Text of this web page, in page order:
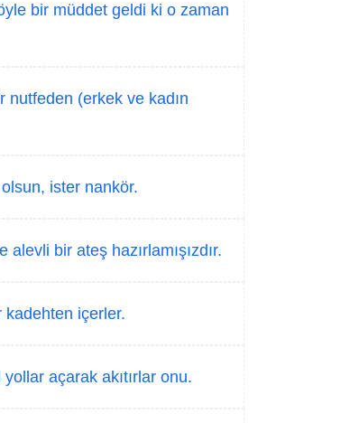
bir müddet geldi ki o zaman
nutfeden (erkek ve kadın
ister nankör.
bir ateş hazırlamışızdır.
kadehten içerler.
açarak akıtırlar onu.